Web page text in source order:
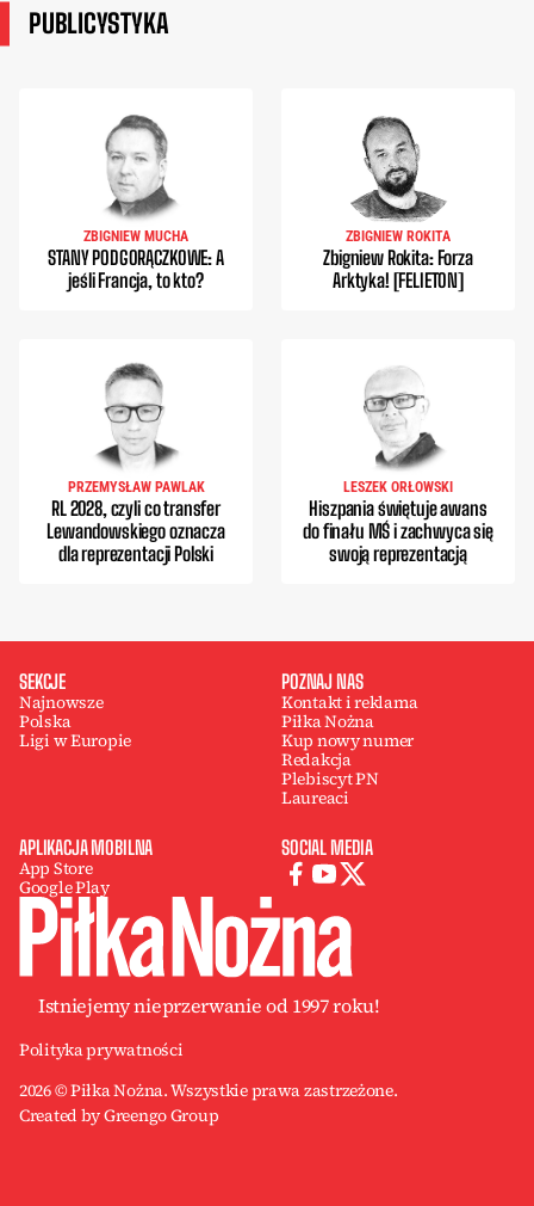
PUBLICYSTYKA
ZBIGNIEW MUCHA
STANY PODGORĄCZKOWE: A
jeśli Francja, to kto?
ZBIGNIEW ROKITA
Zbigniew Rokita: Forza
Arktyka! [FELIETON]
PRZEMYSŁAW PAWLAK
RL 2028, czyli co transfer
Lewandowskiego oznacza
dla reprezentacji Polski
LESZEK ORŁOWSKI
Hiszpania świętuje awans
do finału MŚ i zachwyca się
swoją reprezentacją
SEKCJE
Najnowsze
Polska
Ligi w Europie
POZNAJ NAS
Kontakt i reklama
Piłka Nożna
Kup nowy numer
Redakcja
Plebiscyt PN
Laureaci
APLIKACJA MOBILNA
App Store
Google Play
SOCIAL MEDIA
Istniejemy nieprzerwanie od 1997 roku!
Polityka prywatności
2026 © Piłka Nożna. Wszystkie prawa zastrzeżone.
Created by Greengo Group